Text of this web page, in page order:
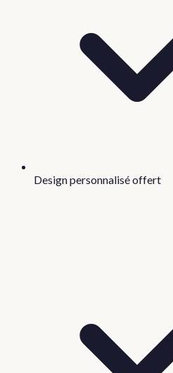
Design personnalisé offert